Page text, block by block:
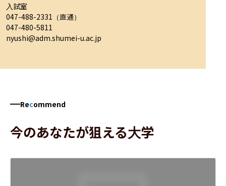
入試室
047-488-2331（直通）
047-480-5811
nyushi@adm.shumei-u.ac.jp
Recommend
今のあなたが狙える大学